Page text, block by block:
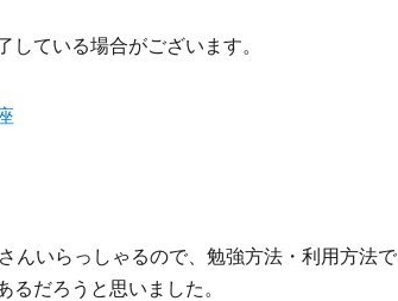
ている場合がございます。
んいらっしゃるので、勉強方法・利用方法で
だろうと思いました。